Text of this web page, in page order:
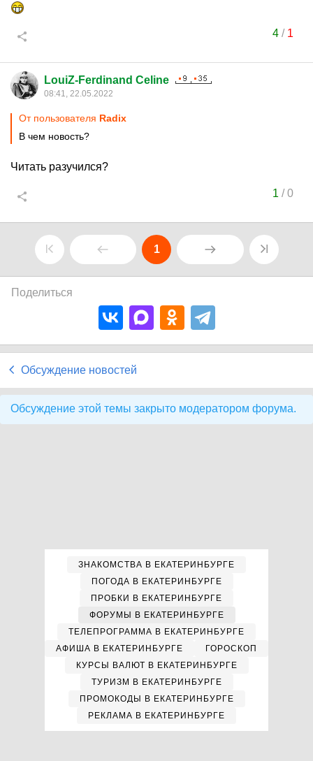
4/ 1
LouiZ-Ferdinand Celine
08:41, 22.05.2022
От пользователя Rаdix
В чем новость?
Читать разучился?
1 /0
1
Поделиться
Обсуждение новостей
Обсуждение этой темы закрыто модератором форума.
ЗНАКОМСТВА В ЕКАТЕРИНБУРГЕ
ПОГОДА В ЕКАТЕРИНБУРГЕ
ПРОБКИ В ЕКАТЕРИНБУРГЕ
ФОРУМЫ В ЕКАТЕРИНБУРГЕ
ТЕЛЕПРОГРАММА В ЕКАТЕРИНБУРГЕ
АФИША В ЕКАТЕРИНБУРГЕ
ГОРОСКОП
КУРСЫ ВАЛЮТ В ЕКАТЕРИНБУРГЕ
ТУРИЗМ В ЕКАТЕРИНБУРГЕ
ПРОМОКОДЫ В ЕКАТЕРИНБУРГЕ
РЕКЛАМА В ЕКАТЕРИНБУРГЕ